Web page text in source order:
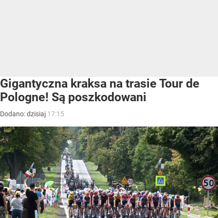
Gigantyczna kraksa na trasie Tour de
Pologne! Są poszkodowani
Dodano:dzisiaj 17:15